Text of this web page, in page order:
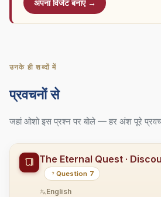
अपना विजेट बनाएं →
उनके ही शब्दों में
प्रवचनों से
जहां ओशो इस प्रश्न पर बोले — हर अंश पूरे
The Eternal Quest ·
Question 7
English